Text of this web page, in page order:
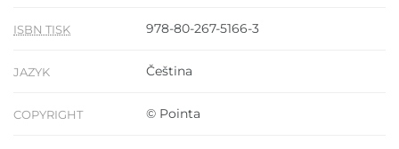
ISBN TISK 978-80-267-5166-3
JAZYK Čeština
COPYRIGHT © Pointa